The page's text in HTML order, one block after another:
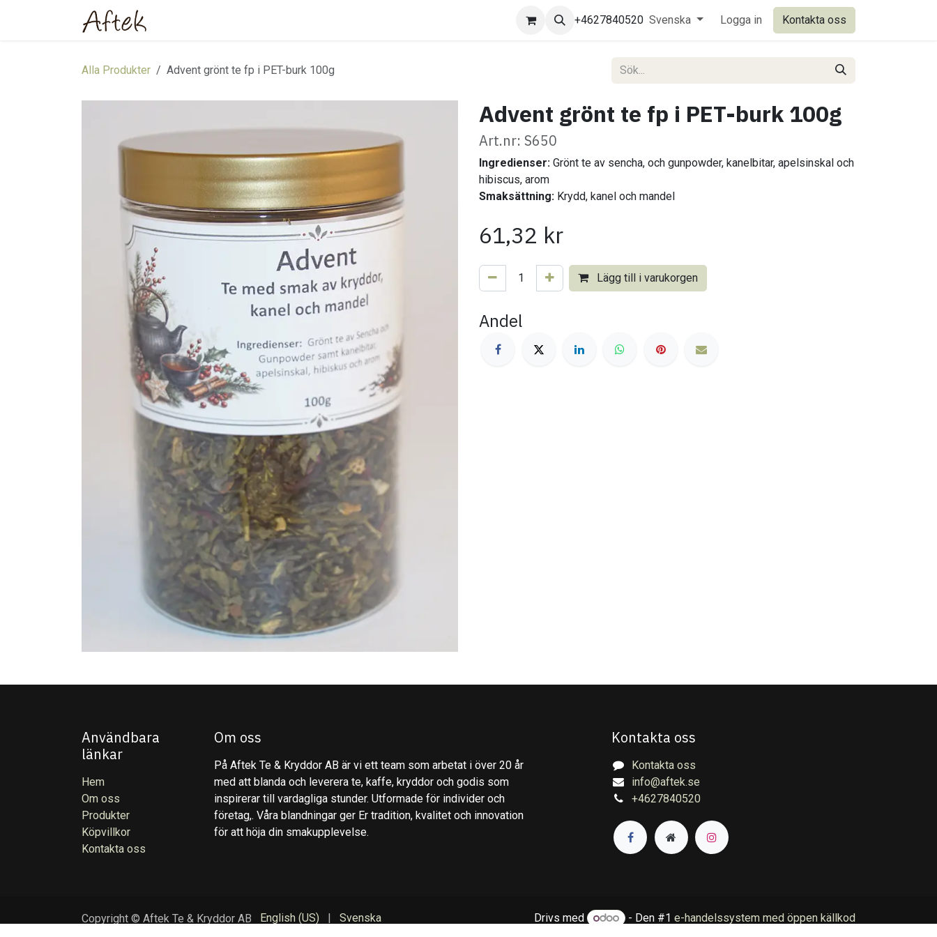
+4627840520 Svenska Logga in Kontakta oss
Alla Produkter Advent grönt te fp i PET-burk 100g
Advent grönt te fp i PET-burk 100g
Art.nr: S650
Ingredienser: Grönt te av sencha, och gunpowder, kanelbitar, apelsinskal och
hibiscus, arom
Smaksättning: Krydd, kanel och mandel
61,32 kr
Lägg till i varukorgen
Andel
Användbara
länkar
Hem
Om oss
Produkter
Köpvillkor
Kontakta oss
Om oss
På Aftek Te & Kryddor AB är vi ett team som arbetat i över 20 år
med att blanda och leverera te, kaffe, kryddor och godis som
inspirerar till vardagliga stunder. Utformade för individer och
företag,. Våra blandningar ger Er tradition, kvalitet och innovation
för att höja din smakupplevelse.
Kontakta oss
Kontakta oss
info@aftek.se
+4627840520
Copyright © Aftek Te & Kryddor AB English (US) | Svenska Drivs med - Den #1 e-handelssystem med öppen källkod